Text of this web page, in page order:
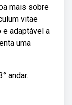
mais sobre
vitae
adaptável a
uma
andar.